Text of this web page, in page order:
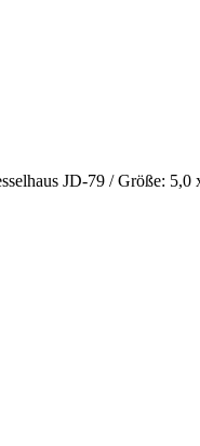
JD-79 / Größe: 5,0